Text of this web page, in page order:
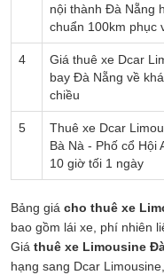
nội thành Đà Nẵng
chuẩn 100km phục
4
Giá thuê xe Dcar
bay Đà Nẵng về
chiều
5
Thuê xe Dcar
Bà Nà - Phố cổ Hội
10 giờ tối 1 ngày
Bảng giá cho thuê xe
bao gồm lái xe, phí nhiên
Giá thuê xe Limousine
hạng sang Dcar